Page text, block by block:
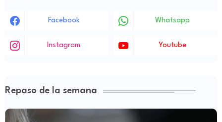
Facebook Whatsapp
Instagram Youtube
Repaso de la semana